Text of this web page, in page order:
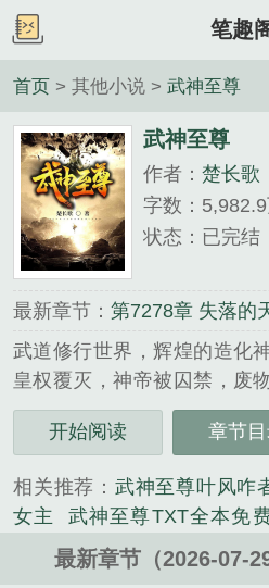
笔趣
首页 > 其他小说 > 武神至尊
武神至尊
作者： 楚长歌
字数：
状态：已完结
最新章节： 第7278章 失落的
武道修行世界，辉煌的造化
皇权覆灭，神帝被囚禁，废
太子叶风重生归来，这一世
神体，诛杀强敌，鏖战天下
敌！”......
《武神至尊》是楚长歌精心
开始阅读 章节
相关推荐： 武神至尊叶风咋
女主
武神至尊TXT全本免
武神至尊叶风全文免费
费观看 武神至尊叶风全文免
最新章节（2026-07-